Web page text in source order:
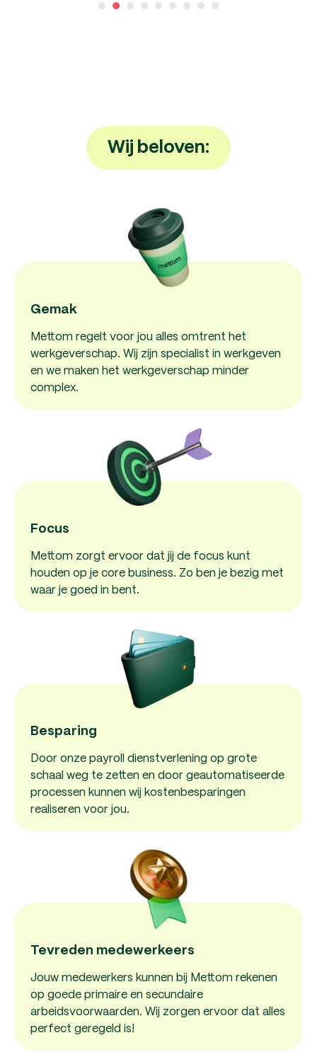
Wij beloven:
Gemak
Mettom regelt voor jou alles omtrent het
werkgeverschap. Wij zijn specialist in werkgeven
en we maken het werkgeverschap minder
complex.
Focus
Mettom zorgt ervoor dat jij de focus kunt
houden op je core business. Zo ben je bezig met
waar je goed in bent.
Besparing
Door onze payroll dienstverlening op grote
schaal weg te zetten en door geautomatiseerde
processen kunnen wij kostenbesparingen
realiseren voor jou.
Tevreden medewerkeers
Jouw medewerkers kunnen bij Mettom rekenen
op goede primaire en secundaire
arbeidsvoorwaarden. Wij zorgen ervoor dat alles
perfect geregeld is!